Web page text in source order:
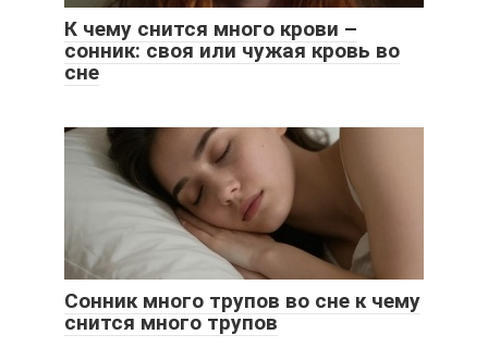
К чему снится много крови –
сонник: своя или чужая кровь во
сне
Сонник много трупов во сне к чему
снится много трупов